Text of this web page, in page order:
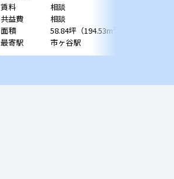
賃料
相談
共益費
相談
面積
58.84坪（194.53m²）
最寄駅
市ヶ谷駅